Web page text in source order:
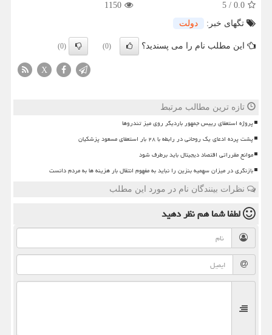
0.0
/
5
1150
تگهای خبر:
دولت
این مطلب نام را می پسندید؟ (0)
(0)
X
تازه ترین مطالب مرتبط
پروژه استعفای رییس جمهور باردیگر روی میز تندروها
پشت پرده ادعای یک روحانی در رابطه با ۲۸ بار استعفای مسعود پزشکیان
موانع مقرراتی اقتصاد دیجیتال باید برطرف شود
بازنگری در میزان سهمیه بنزین را نباید به مفهوم انتقال بار هزینه ها به مردم دانست
نظرات بینندگان نام در مورد این مطلب
لطفا شما همنظر دهید